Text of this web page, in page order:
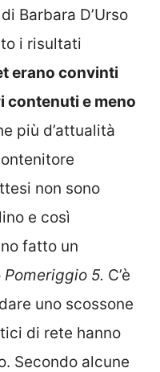
Barbara D’Urso
i risultati
erano convinti
contenuti e meno
più d’attualità
non sono
e così
fatto un
Pomeriggio 5. C’è
uno scossone
di rete hanno
Secondo alcune